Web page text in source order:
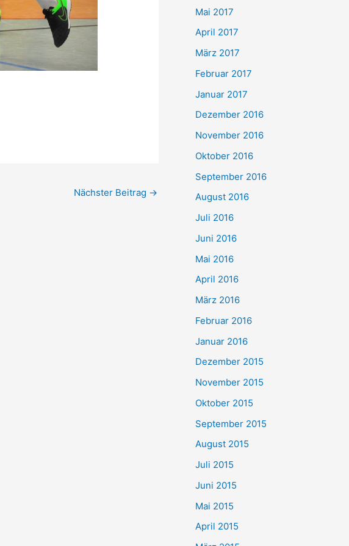
Nächster Beitrag →
Mai 2017
April 2017
März 2017
Februar 2017
Januar 2017
Dezember 2016
November 2016
Oktober 2016
September 2016
August 2016
Juli 2016
Juni 2016
Mai 2016
April 2016
März 2016
Februar 2016
Januar 2016
Dezember 2015
November 2015
Oktober 2015
September 2015
August 2015
Juli 2015
Juni 2015
Mai 2015
April 2015